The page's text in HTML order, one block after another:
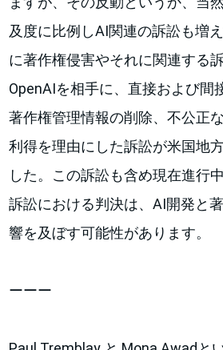
及度に比例しAI関連の訴訟も増
に著作権侵害やそれに関連する
OpenAIを相手に、直接および間
著作権管理情報の削除、不公正
利得を理由にした訴訟が米国地
した。この訴訟も含め現在進行
訴訟における判決は、AI開発と
響を及ぼす可能性があります。
ーーー